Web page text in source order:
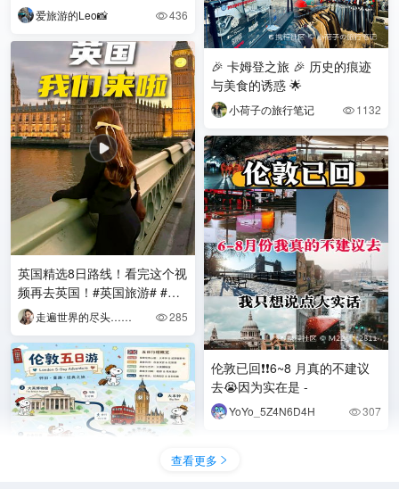
爱旅游的Leo📸 436
英国精选8日路线！看完这个视
频再去英国！#英国旅游# #定
制 走遍世界的尽头…… 285
🎉 卡姆登之旅 🎉 历史的痕迹
与美食的诱惑 🌟
小荷子の旅行笔记  1132
伦敦已回❗❗6~8 月真的不建议
去😭因为实在是 -
YoYo_5Z4N6D4H 307
查看更多 